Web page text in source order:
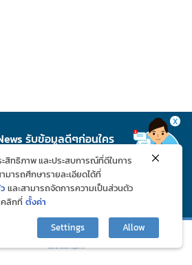
รับข้อมูลดีๆก่อนใคร
X
สิทธิภาพ และประสบการณ์ที่ดีในการ
ารถศึกษารายละเอียดได้ที่
และสามารถจัดการความเป็นส่วนตัว
คลิกที่ ตั้งค่า
Settings
Allow